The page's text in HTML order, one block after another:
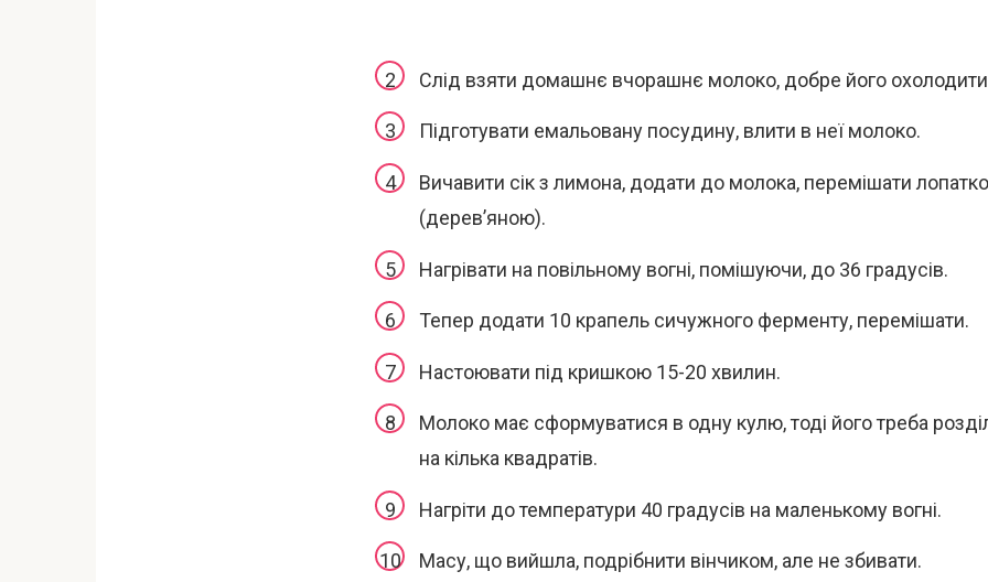
Слід взяти домашнє вчорашнє молоко, добре його
Підготувати емальовану посудину, влити в неї молоко.
Вичавити сік з лимона, додати до молока, перемішати
(дерев’яною).
Нагрівати на повільному вогні, помішуючи, до 36 градусів.
Тепер додати 10 крапель сичужного ферменту, перемішати.
Настоювати під кришкою 15-20 хвилин.
Молоко має сформуватися в одну кулю, тоді його треба
на кілька квадратів.
Нагріти до температури 40 градусів на маленькому вогні.
Масу, що вийшла, подрібнити вінчиком, але не збивати.